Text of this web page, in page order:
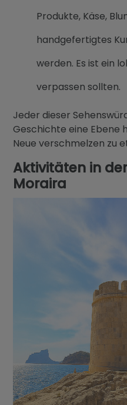
Produkte, Käse,
handgefertigtes
werden. Es ist ein
verpassen sollten.
Jeder dieser
Geschichte eine Ebene
Neue verschmelzen zu
Aktivitäten in
Moraira